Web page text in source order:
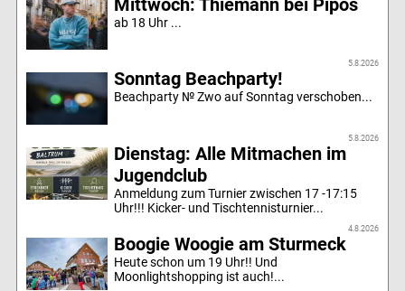
ab 18 Uhr ...
5.8.2026
Sonntag Beachparty!
Beachparty № Zwo auf Sonntag verschoben...
5.8.2026
Dienstag: Alle Mitmachen im
Jugendclub
Anmeldung zum Turnier zwischen 17 -17:15
Uhr!!! Kicker- und Tischtennisturnier...
4.8.2026
Boogie Woogie am Sturmeck
Heute schon um 19 Uhr!! Und
Moonlightshopping ist auch!...